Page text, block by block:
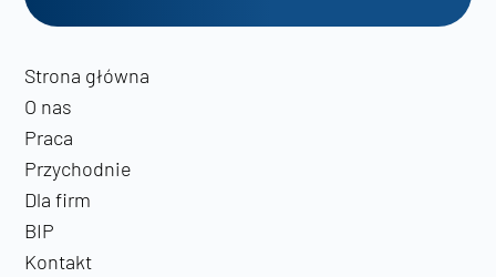
Strona główna
O nas
Praca
Przychodnie
Dla firm
BIP
Kontakt